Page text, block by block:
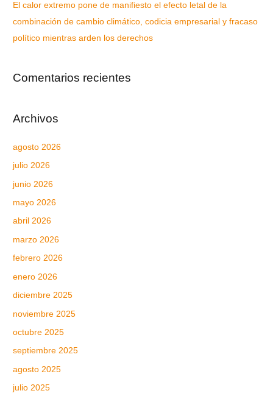
El calor extremo pone de manifiesto el efecto letal de la
combinación de cambio climático, codicia empresarial y fracaso
político mientras arden los derechos
Comentarios recientes
Archivos
agosto 2026
julio 2026
junio 2026
mayo 2026
abril 2026
marzo 2026
febrero 2026
enero 2026
diciembre 2025
noviembre 2025
octubre 2025
septiembre 2025
agosto 2025
julio 2025